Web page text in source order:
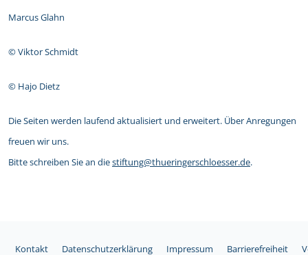
Marcus Glahn
© Viktor Schmidt
© Hajo Dietz
Die Seiten werden laufend aktualisiert und erweitert. Über Anregungen
freuen wir uns.
Bitte schreiben Sie an diestiftung@thueringerschloesser.de.
Kontakt Datenschutzerklärung Impressum Barrierefreiheit